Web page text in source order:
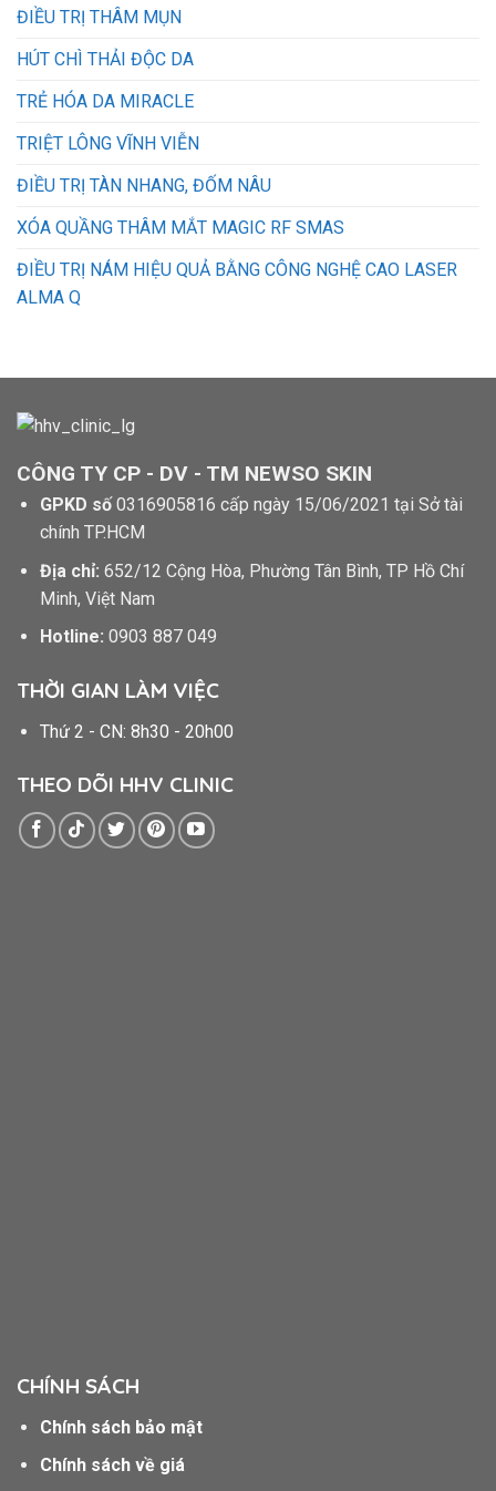
ĐIỀU TRỊ THÂM MỤN
HÚT CHÌ THẢI ĐỘC DA
TRẺ HÓA DA MIRACLE
TRIỆT LÔNG VĨNH VIỄN
ĐIỀU TRỊ TÀN NHANG, ĐỐM NÂU
XÓA QUẦNG THÂM MẮT MAGIC RF SMAS
ĐIỀU TRỊ NÁM HIỆU QUẢ BẰNG CÔNG NGHỆ CAO LASER
ALMA Q
CÔNG TY CP - DV - TM NEWSO SKIN
GPKD số 0316905816 cấp ngày 15/06/2021 tại Sở tài
chính TP.HCM
Địa chỉ: 652/12 Cộng Hòa, Phường Tân Bình, TP Hồ Chí
Minh, Việt Nam
Hotline: 0903 887 049
THỜI GIAN LÀM VIỆC
Thứ 2 - CN: 8h30 - 20h00
THEO DÕI HHV CLINIC
CHÍNH SÁCH
Chính sách bảo mật
Chính sách về giá